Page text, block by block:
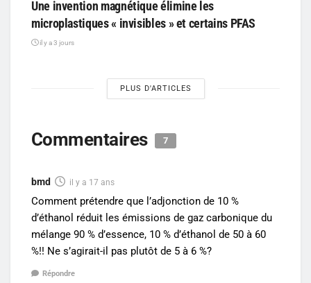
Une invention magnétique élimine les
microplastiques « invisibles » et certains PFAS
il y a 3 jours
PLUS D'ARTICLES
Commentaires 7
bmd il y a 17 ans
Comment prétendre que l’adjonction de 10 %
d’éthanol réduit les émissions de gaz carbonique du
mélange 90 % d’essence, 10 % d’éthanol de 50 à 60
%!! Ne s’agirait-il pas plutôt de 5 à 6 %?
Répondre